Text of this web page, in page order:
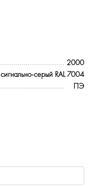
2000
сигнально-серый RAL 7004
ПЭ